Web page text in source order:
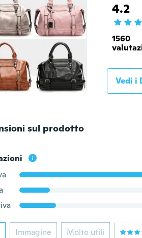
4.2
1560
Vedi i
sul prodotto
Immagine Molto utili